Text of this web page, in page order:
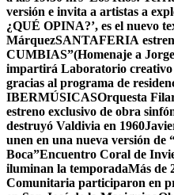
versión e invita a artistas a
¿QUÉ OPINA?’, es el nuevo
MárquezSANTAFERIA
CUMBIAS”(Homenaje a
impartirá Laboratorio creativo
gracias al programa de
IBERMÚSICASOrquesta
estreno exclusivo de obra
destruyó Valdivia en 1960
unen en una nueva versión de
Boca”Encuentro Coral de
iluminan la temporadaMás de
Comunitaria participaron en